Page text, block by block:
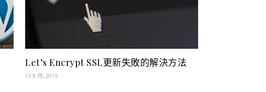
Let’s Encrypt SSL更新失敗的解決方法
15 8 月, 2016